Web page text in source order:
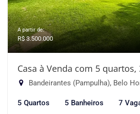
A partir de:
R$ 3.500.000
Casa à Venda com 5 quartos,
Bandeirantes (Pampulha), Belo
5 Quartos 5 Banheiros 7